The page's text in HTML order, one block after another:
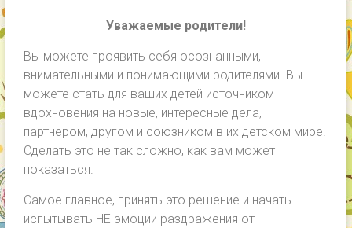
Уважаемые родители!
Вы можете проявить себя осознанными,
внимательными и понимающими родителями. Вы
можете стать для ваших детей источником
вдохновения на новые, интересные дела,
партнёром, другом и союзником в их детском мире.
Сделать это не так сложно, как вам может
показаться.
Самое главное, принять это решение и начать
испытывать НЕ эмоции раздражения от